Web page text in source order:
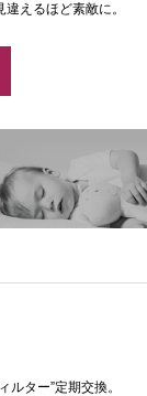
えるほど素敵に。
ター”定期交換。